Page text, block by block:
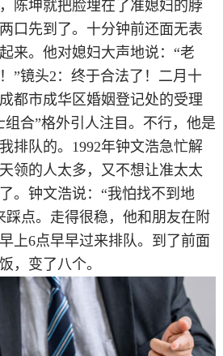
陈坤就把脸埋在了准媳妇的脖
口先到了。十分钟前还面无表
来。他对媳妇大声地说：“老
”镜头2：终于合法了！二月十
都市成华区婚姻登记处的受理
组合”格外引人注目。不行，他是
排队的。1992年钟文浩急忙解
领的人太多，又不想让准太太
。钟文浩说：“我怕找不到地
踩点。走得很稳，他和朋友在附
上6点早早过来排队。到了前面
，变了八个。